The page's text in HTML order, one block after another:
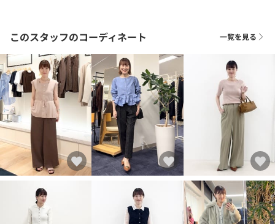
このスタッフのコーディネート 一覧を見る